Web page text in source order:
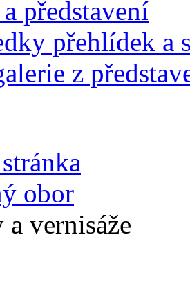
představení
přehlídek a
z
obor
vernisáže